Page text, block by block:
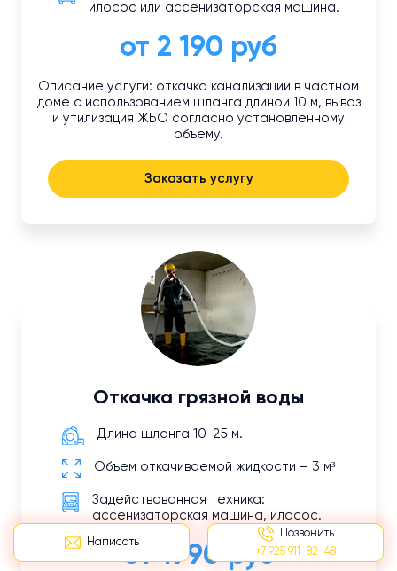
Написать
Позвонить
+7 925 911-82-48
илосос или ассенизаторская машина.
от 2 190 руб
Описание услуги: откачка канализации в частном
доме с использованием шланга длиной 10 м, вывоз
и утилизация ЖБО согласно установленному
объему.
Заказать услугу
Откачка грязной воды
Длина шланга 10-25 м.
Объем откачиваемой жидкости – 3 м³
Задействованная техника:
ассенизаторская машина, илосос.
от 1990 руб